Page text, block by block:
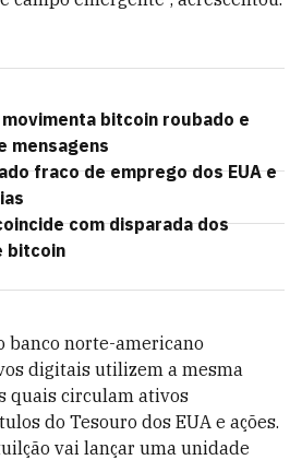
bitcoin roubado e
mensagens
fraco de emprego dos EUA e
com disparada dos
bitcoin
banco norte-americano
digitais utilizem a mesma
quais circulam ativos
do Tesouro dos EUA e ações.
vai lançar uma unidade